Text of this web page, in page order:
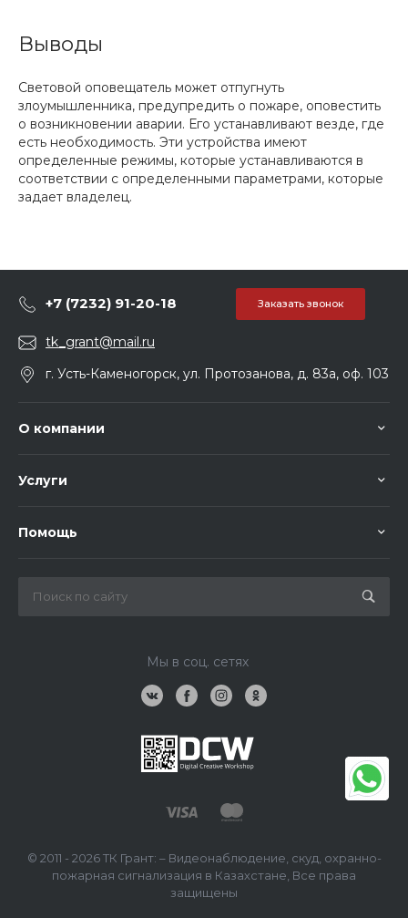
Выводы
Световой оповещатель может отпугнуть
злоумышленника, предупредить о пожаре, оповестить
о возникновении аварии. Его устанавливают везде, где
есть необходимость. Эти устройства имеют
определенные режимы, которые устанавливаются в
соответствии с определенными параметрами, которые
задает владелец.
+7 (7232) 91-20-18 Заказать звонок
tk_grant@mail.ru
г. Усть-Каменогорск, ул. Протозанова, д. 83а, оф. 103
О компании
Услуги
Помощь
Мы в соц. сетях
© 2011 - 2026 ТК Грант: – Видеонаблюдение, скуд, охранно-
пожарная сигнализация в Казахстане, Все права
защищены